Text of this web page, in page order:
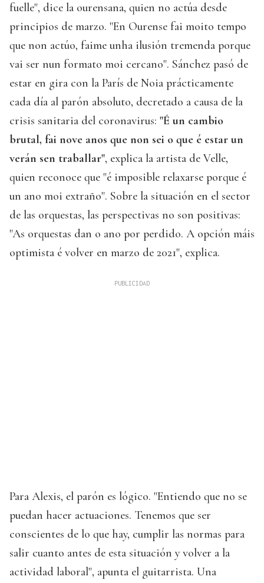
fuelle", dice la ourensana, quien no actúa desde
principios de marzo. "En Ourense fai moito tempo
que non actúo, faime unha ilusión tremenda porque
vai ser nun formato moi cercano". Sánchez pasó de
estar en gira con la París de Noia prácticamente
cada día al parón absoluto, decretado a causa de la
crisis sanitaria del coronavirus: "É un cambio
brutal, fai nove anos que non sei o que é estar un
verán sen traballar", explica la artista de Velle,
quien reconoce que "é imposible relaxarse porque é
un ano moi extraño". Sobre la situación en el sector
de las orquestas, las perspectivas no son positivas:
"As orquestas dan o ano por perdido. A opción máis
optimista é volver en marzo de 2021", explica.
Para Alexis, el parón es lógico. "Entiendo que no se
puedan hacer actuaciones. Tenemos que ser
conscientes de lo que hay, cumplir las normas para
salir cuanto antes de esta situación y volver a la
actividad laboral", apunta el guitarrista. Una